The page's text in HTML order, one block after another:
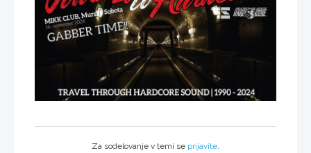
Za sodelovanje v temi se prijavite.